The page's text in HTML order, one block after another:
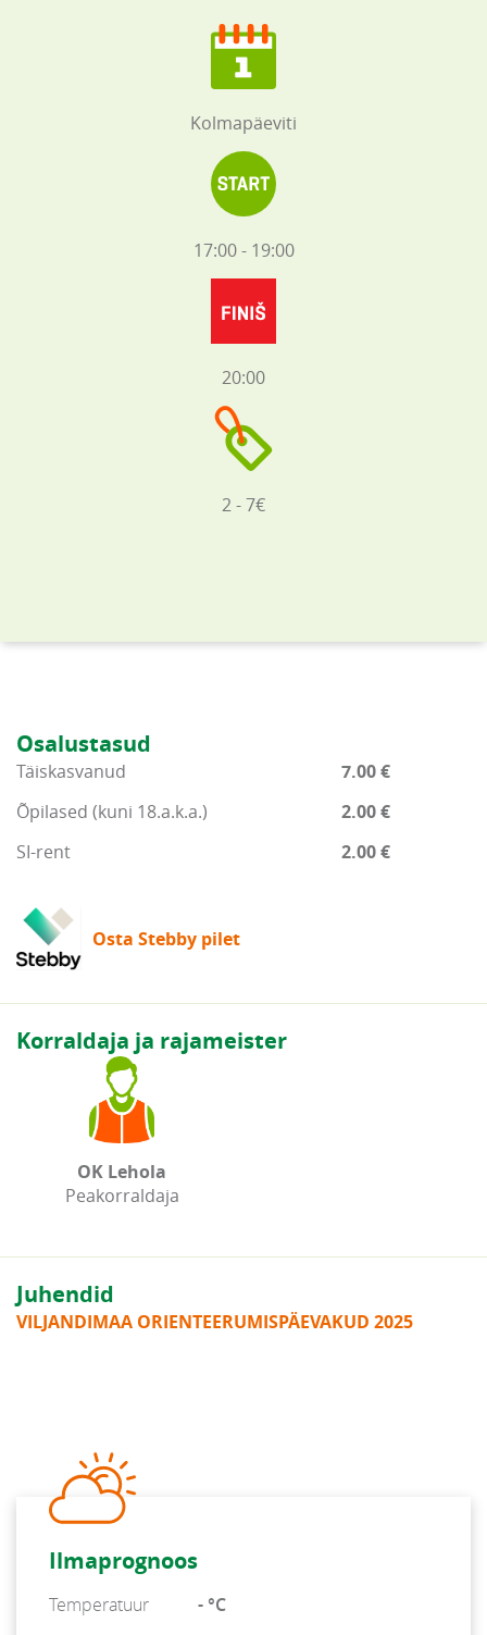
Kolmapäeviti
17:00 - 19:00
20:00
2 - 7€
Osalustasud
Täiskasvanud
7.00 €
Õpilased (kuni 18.a.k.a.)
2.00 €
SI-rent
2.00 €
Osta Stebby pilet
Korraldaja ja rajameister
OK Lehola
Peakorraldaja
Juhendid
VILJANDIMAA ORIENTEERUMISPÄEVAKUD 2025
Ilmaprognoos
Temperatuur
- °C